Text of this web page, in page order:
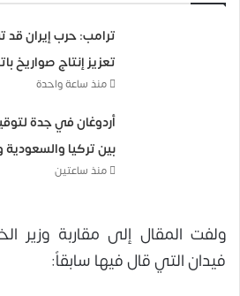
ترامب: حرب إيران قد
تعزيز إنتاج صواريخ
منذ ساعة واحدة
أردوغان في جدة
بين تركيا
منذ ساعتين
ولفت المقال إلى مقاربة وزير
فيدان التي قال فيها سابقاً: